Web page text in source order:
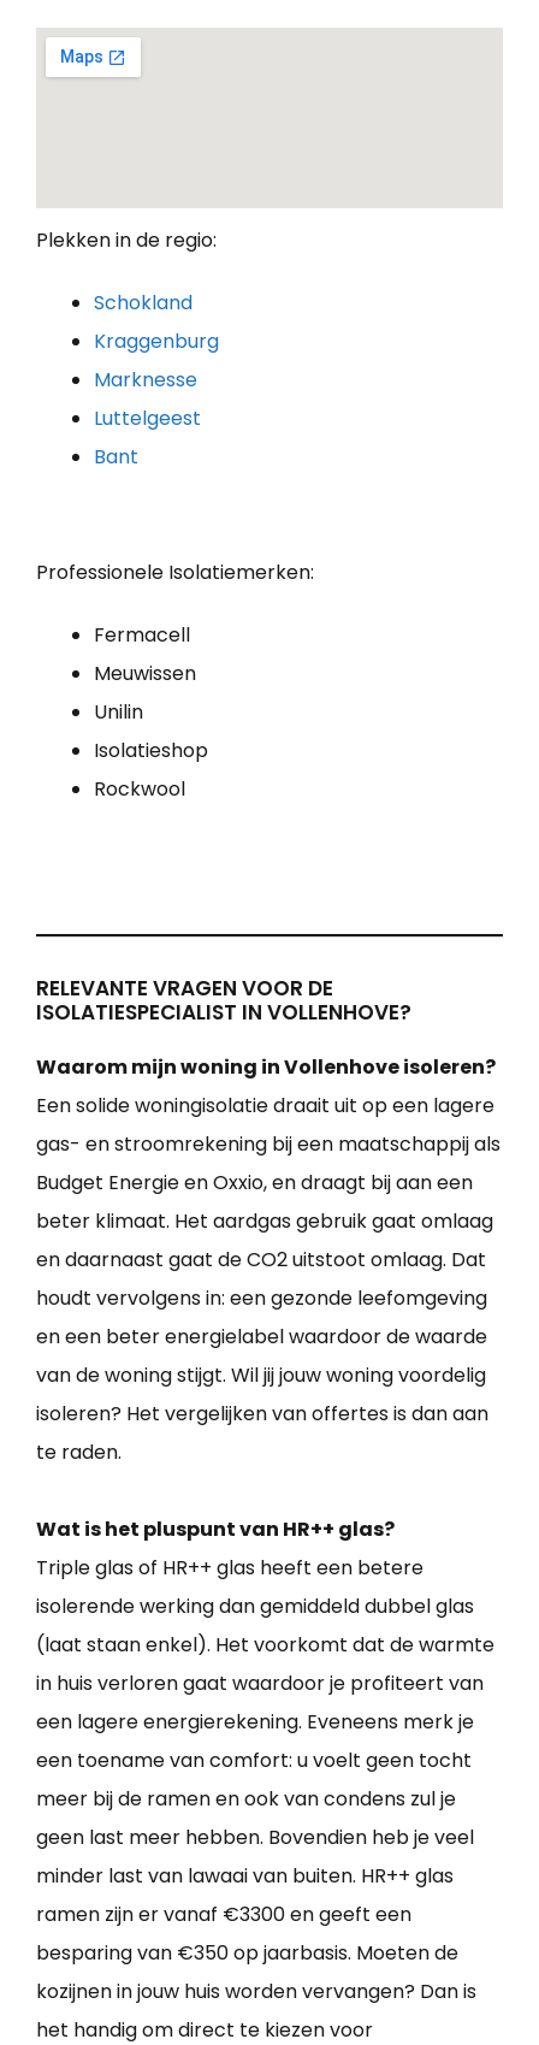
Plekken in de regio:
Schokland
Kraggenburg
Marknesse
Luttelgeest
Bant
Professionele Isolatiemerken:
Fermacell
Meuwissen
Unilin
Isolatieshop
Rockwool
RELEVANTE VRAGEN VOOR DE
ISOLATIESPECIALIST IN VOLLENHOVE?
Waarom mijn woning in Vollenhove isoleren?
Een solide woningisolatie draait uit op een lagere
gas- en stroomrekening bij een maatschappij als
Budget Energie en Oxxio, en draagt bij aan een
beter klimaat. Het aardgas gebruik gaat omlaag
en daarnaast gaat de CO2 uitstoot omlaag. Dat
houdt vervolgens in: een gezonde leefomgeving
en een beter energielabel waardoor de waarde
van de woning stijgt. Wil jij jouw woning voordelig
isoleren? Het vergelijken van offertes is dan aan
te raden.
Wat is het pluspunt van HR++ glas?
Triple glas of HR++ glas heeft een betere
isolerende werking dan gemiddeld dubbel glas
(laat staan enkel). Het voorkomt dat de warmte
in huis verloren gaat waardoor je profiteert van
een lagere energierekening. Eveneens merk je
een toename van comfort: u voelt geen tocht
meer bij de ramen en ook van condens zul je
geen last meer hebben. Bovendien heb je veel
minder last van lawaai van buiten. HR++ glas
ramen zijn er vanaf €3300 en geeft een
besparing van €350 op jaarbasis. Moeten de
kozijnen in jouw huis worden vervangen? Dan is
het handig om direct te kiezen voor